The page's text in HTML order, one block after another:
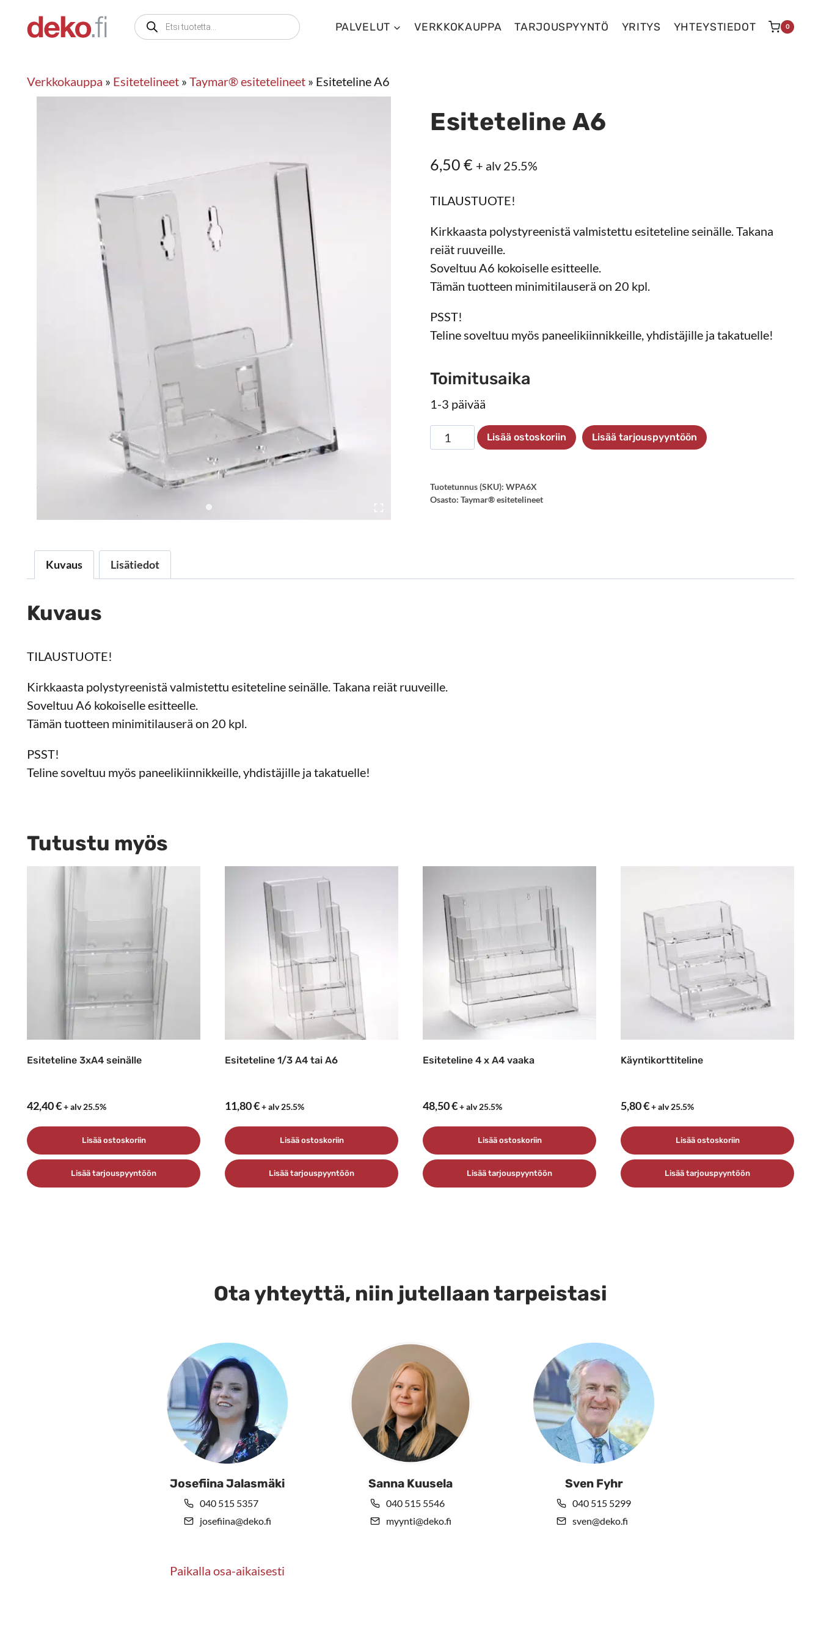
sisältöön
Products
search
PALVELUT VERKKOKAUPPA TARJOUSPYYNTÖ YRITYS YHTEYSTIEDOT 0
Verkkokauppa » Esitetelineet » Taymar® esitetelineet » Esiteteline A6
Esiteteline A6
6,50 € + alv 25.5%
TILAUSTUOTE!
Kirkkaasta polystyreenistä valmistettu esiteteline seinälle. Takana
reiät ruuveille.
Soveltuu A6 kokoiselle esitteelle.
Tämän tuotteen minimitilauserä on 20 kpl.
PSST!
Teline soveltuu myös paneelikiinnikkeille, yhdistäjille ja takatuelle!
Toimitusaika
1-3 päivää
Esiteteline
A6
Lisää ostoskoriin Lisää tarjouspyyntöön
Tuotetunnus (SKU): WPA6X
Osasto: Taymar® esitetelineet
Kuvaus Lisätiedot
Kuvaus
TILAUSTUOTE!
Kirkkaasta polystyreenistä valmistettu esiteteline seinälle. Takana reiät ruuveille.
Soveltuu A6 kokoiselle esitteelle.
Tämän tuotteen minimitilauserä on 20 kpl.
PSST!
Teline soveltuu myös paneelikiinnikkeille, yhdistäjille ja takatuelle!
Tutustu myös
Esiteteline 3xA4 seinälle
42,40€+ alv 25.5%
Lisää ostoskoriin
Lisää tarjouspyyntöön
Esiteteline 1/3 A4 tai A6
11,80€+ alv 25.5%
Lisää ostoskoriin
Lisää tarjouspyyntöön
Esiteteline 4 x A4 vaaka
48,50€+ alv 25.5%
Lisää ostoskoriin
Lisää tarjouspyyntöön
Käyntikorttiteline
5,80€+ alv 25.5%
Lisää ostoskoriin
Lisää tarjouspyyntöön
Ota yhteyttä, niin jutellaan tarpeistasi
Josefiina Jalasmäki
040 515 5357
josefiina@deko.fi
Paikalla osa-aikaisesti
Sanna Kuusela
040 515 5546
myynti@deko.fi
Sven Fyhr
040 515 5299
sven@deko.fi